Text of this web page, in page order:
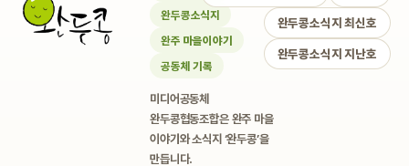
완두콩소식지
완주 마을이야기
공동체 기록
미디어공동체
완두콩협동조합은 완주 마을
이야기와 소식지 ‘완두콩’을
만듭니다.
완두콩소식지 최신호
완두콩소식지 지난호